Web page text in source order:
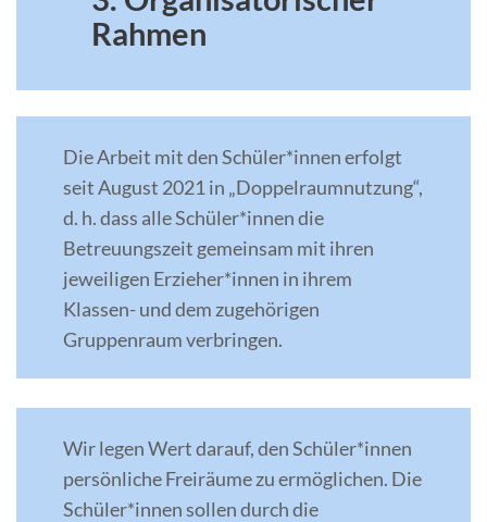
Rahmen
Die Arbeit mit den Schüler*innen erfolgt
seit August 2021 in „Doppelraumnutzung“,
d. h. dass alle Schüler*innen die
Betreuungszeit gemeinsam mit ihren
jeweiligen Erzieher*innen in ihrem
Klassen- und dem zugehörigen
Gruppenraum verbringen.
Wir legen Wert darauf, den Schüler*innen
persönliche Freiräume zu ermöglichen. Die
Schüler*innen sollen durch die